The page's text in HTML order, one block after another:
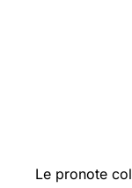
Le pronote